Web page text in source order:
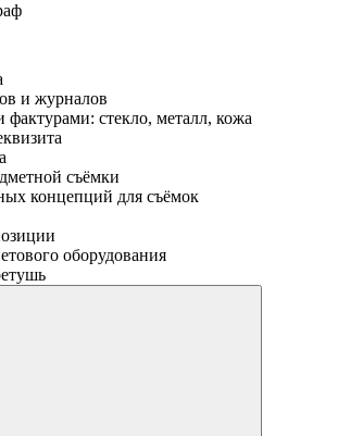
и журналов
стекло, металл, кожа
съёмки
концепций для съёмок
оборудования